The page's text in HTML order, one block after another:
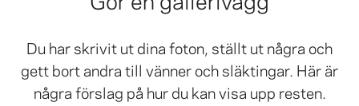
Du har skrivit ut dina foton, ställt ut några och
gett bort andra till vänner och släktingar. Här är
några förslag på hur du kan visa upp resten.